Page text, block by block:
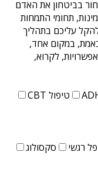
בביטחון את האדם
תחומי התמחות
עליכם בתהליך
במקום אחד,
לקרוא,
טיפול CBT
רגשי
סקסולוג